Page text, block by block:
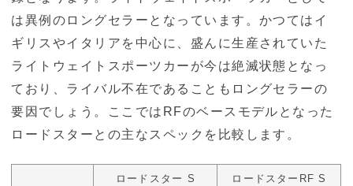
は異例のロングセラーとなっています。かつてはイ
ギリスやイタリアを中心に、盛んに生産されていた
ライトウェイトスポーツカーが今は絶滅状態となっ
ており、ライバル不在であることもロングセラーの
要因でしょう。ここではRFのベースモデルとなった
ロードスターとの主なスペックを比較します。
ロードスター S ロードスターRF S